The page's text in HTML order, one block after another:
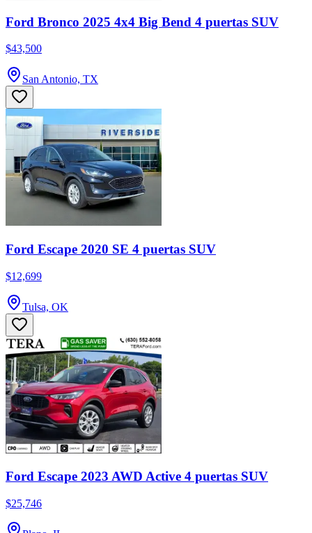
Ford Bronco 2025 4x4 Big Bend 4 puertas SUV
$43,500
San Antonio, TX
Ford Escape 2020 SE 4 puertas SUV
$12,699
Tulsa, OK
Ford Escape 2023 AWD Active 4 puertas SUV
$25,746